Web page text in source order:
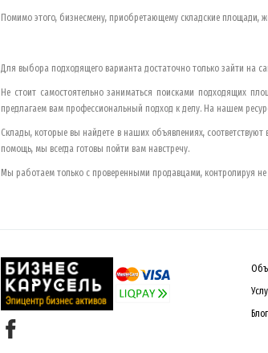
Помимо этого, бизнесмену, приобретающему складские площади,
Для выбора подходящего варианта достаточно только зайти на
Не стоит самостоятельно заниматься поисками подходящих
предлагаем вам профессиональный подход к делу. На нашем
Склады, которые вы найдете в наших объявлениях,
помощь, мы всегда готовы пойти вам навстречу.
Мы работаем только с проверенными продавцами, контролируя
Блог